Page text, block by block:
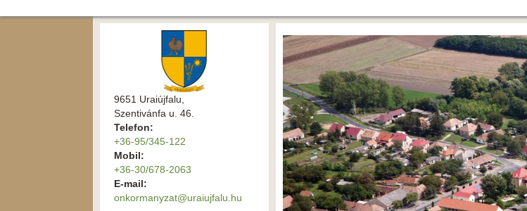
9651 Uraiújfalu,
Szentivánfa u. 46.
Telefon:
+36-95/345-122
Mobil:
+36-30/678-2063
E-mail:
onkormanyzat@uraiujfalu.hu